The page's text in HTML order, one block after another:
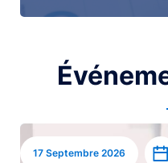
Image
17 Septembre 2026